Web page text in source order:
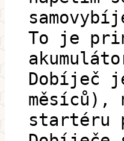
To je
Dobíječ
startéru